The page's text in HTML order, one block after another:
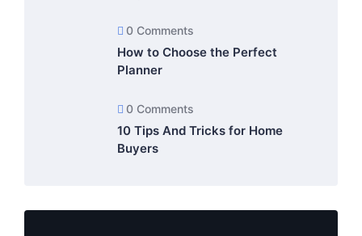
0 Comments
How to Choose the Perfect
Planner
0 Comments
10 Tips And Tricks for Home
Buyers